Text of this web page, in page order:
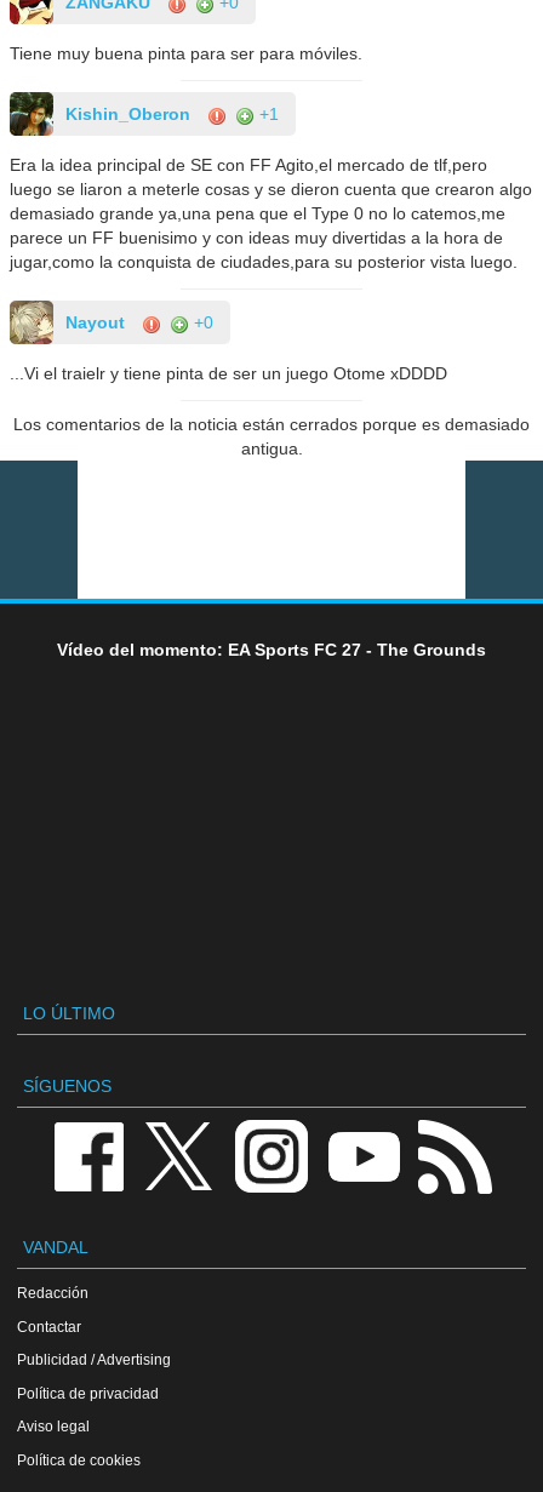
Tiene muy buena pinta para ser para móviles.
Kishin_Oberon +1
Era la idea principal de SE con FF Agito,el mercado de tlf,pero
luego se liaron a meterle cosas y se dieron cuenta que crearon algo
demasiado grande ya,una pena que el Type 0 no lo catemos,me
parece un FF buenisimo y con ideas muy divertidas a la hora de
jugar,como la conquista de ciudades,para su posterior vista luego.
Nayout +0
...Vi el traielr y tiene pinta de ser un juego Otome xDDDD
Los comentarios de la noticia están cerrados porque es demasiado
antigua.
Vídeo del momento: EA Sports FC 27 - The Grounds
LO ÚLTIMO
SÍGUENOS
VANDAL
Redacción
Contactar
Publicidad / Advertising
Política de privacidad
Aviso legal
Política de cookies